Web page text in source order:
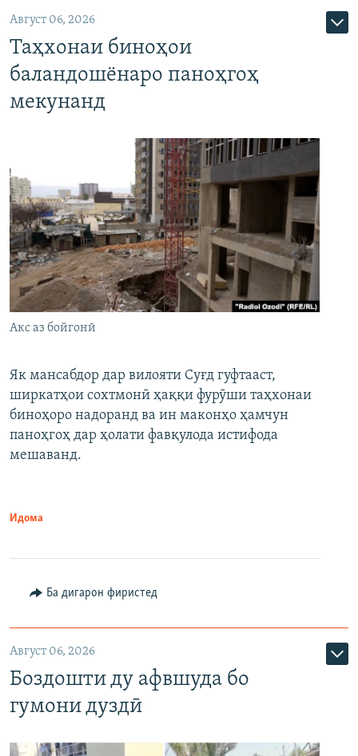
Август 06, 2026
Таҳхонаи биноҳои
баландошёнаро паноҳгоҳ
мекунанд
Акс аз бойгонӣ
Як мансабдор дар вилояти Суғд гуфтааст,
ширкатҳои сохтмонӣ ҳаққи фурӯши таҳхонаи
биноҳоро надоранд ва ин маконҳо ҳамчун
паноҳгоҳ дар ҳолати фавқулода истифода
мешаванд.
Идома
Ба дигарон фиристед
Август 06, 2026
Боздошти ду афвшуда бо
гумони дуздӣ